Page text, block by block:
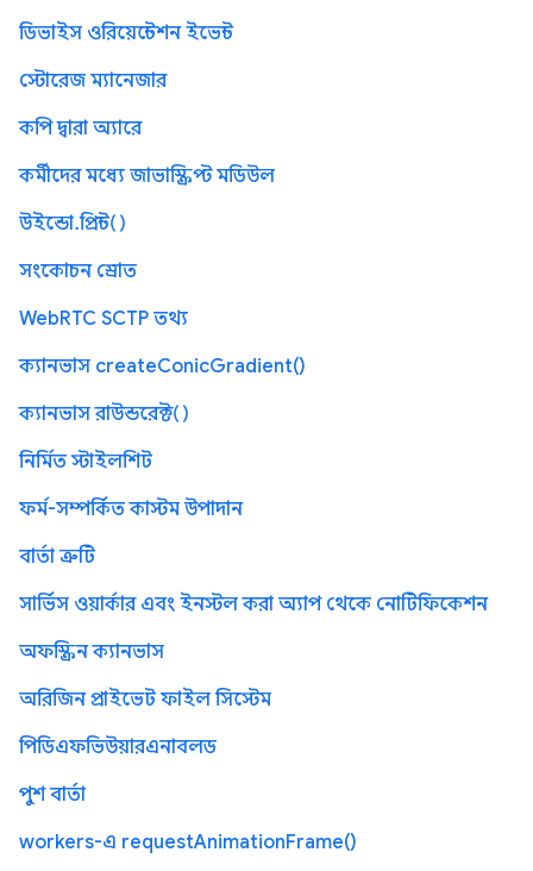
ডিভাইস ওরিয়েন্টেশন ইভেন্ট
স্টোরেজ ম্যানেজার
কপি দ্বারা অ্যারে
কর্মীদের মধ্যে জাভাস্ক্রিপ্ট মডিউল
উইন্ডো.প্রিন্ট()
সংকোচন স্রোত
WebRTC SCTP তথ্য
ক্যানভাস createConicGradient()
ক্যানভাস রাউন্ডরেক্ট()
নির্মিত স্টাইলশিট
ফর্ম-সম্পর্কিত কাস্টম উপাদান
বার্তা ত্রুটি
সার্ভিস ওয়ার্কার এবং ইনস্টল করা অ্যাপ থেকে নোটিফিকেশন
অফস্ক্রিন ক্যানভাস
অরিজিন প্রাইভেট ফাইল সিস্টেম
পিডিএফভিউয়ারএনাবলড
পুশ বার্তা
workers-এ requestAnimationFrame()